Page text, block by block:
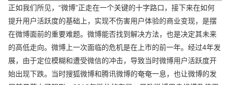
正如我们所见，“微博”正走在一个关键的十字路口，接下来在如何
提升用户活跃度的基础上，实现不伤害用户体验的商业变现，是摆
在微博面前的重要难题。微博能否找到解决方法，也是决定其未来
的高低走向。微博上一次面临的危机是在上市的前一年。经过4年发
展，由于定位模糊和遭受微信的冲击，导致当时微博用户活跃度开
始出现下跌。当时搜狐微博和腾讯微博的奄奄一息，也让微博的发